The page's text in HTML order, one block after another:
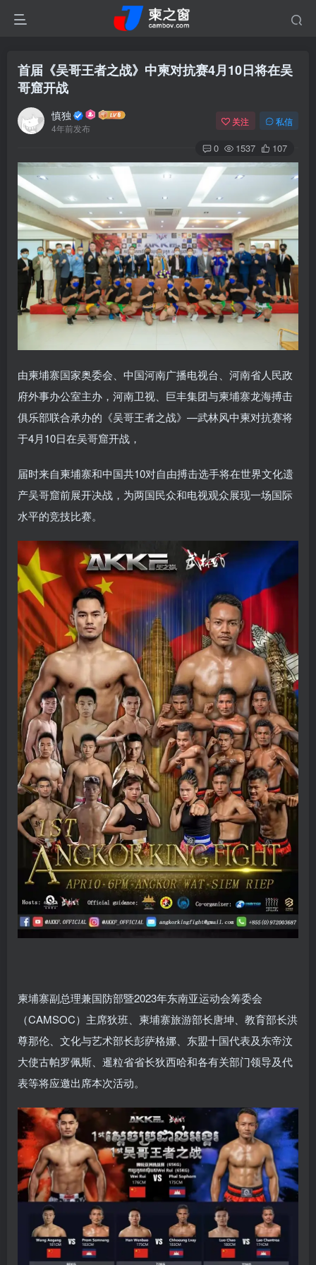
首届《吴哥王者之战》中柬对抗赛4月10日将在吴
哥窟开战
慎独
4年前发布
关注 私信
0 1537 107
由柬埔寨国家奥委会、中国河南广播电视台、河南省人民政
府外事办公室主办，河南卫视、巨丰集团与柬埔寨龙海搏击
俱乐部联合承办的《吴哥王者之战》—武林风中柬对抗赛将
于4月10日在吴哥窟开战，
届时来自柬埔寨和中国共10对自由搏击选手将在世界文化遗
产吴哥窟前展开决战，为两国民众和电视观众展现一场国际
水平的竞技比赛。
柬埔寨副总理兼国防部暨2023年东南亚运动会筹委会
（CAMSOC）主席狄班、柬埔寨旅游部长唐坤、教育部长洪
尊那伦、文化与艺术部长彭萨格娜、东盟十国代表及东帝汶
大使古帕罗佩斯、暹粒省省长狄西哈和各有关部门领导及代
表等将应邀出席本次活动。